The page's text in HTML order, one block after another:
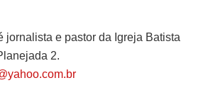
jornalista e pastor da Igreja Batista
2.